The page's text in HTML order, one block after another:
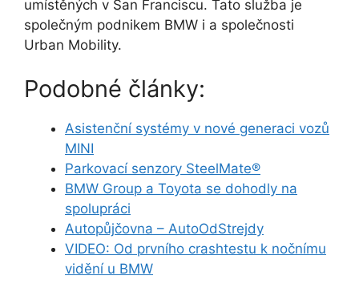
umístěných v San Franciscu. Tato služba je
společným podnikem BMW i a společnosti
Urban Mobility.
Podobné články:
Asistenční systémy v nové generaci vozů
MINI
Parkovací senzory SteelMate®
BMW Group a Toyota se dohodly na
spolupráci
Autopůjčovna – AutoOdStrejdy
VIDEO: Od prvního crashtestu k nočnímu
vidění u BMW